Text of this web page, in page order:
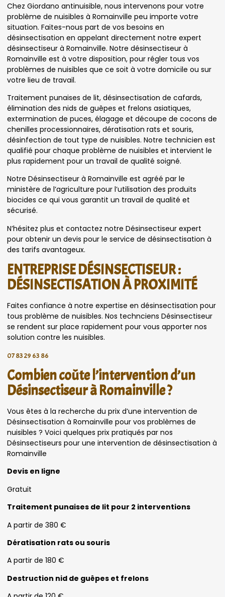
Chez Giordano antinuisible, nous intervenons pour votre
problème de nuisibles à Romainville peu importe votre
situation. Faites-nous part de vos besoins en
désinsectisation en appelant directement notre expert
désinsectiseur à Romainville. Notre désinsectiseur à
Romainville est à votre disposition, pour régler tous vos
problèmes de nuisibles que ce soit à votre domicile ou sur
votre lieu de travail.
Traitement punaises de lit, désinsectisation de cafards,
élimination des nids de guêpes et frelons asiatiques,
extermination de puces, élagage et découpe de cocons de
chenilles processionnaires, dératisation rats et souris,
désinfection de tout type de nuisibles. Notre technicien est
qualifié pour chaque problème de nuisibles et intervient le
plus rapidement pour un travail de qualité soigné.
Notre Désinsectiseur à Romainville est agréé par le
ministère de l’agriculture pour l’utilisation des produits
biocides ce qui vous garantit un travail de qualité et
sécurisé.
N’hésitez plus et contactez notre Désinsectiseur expert
pour obtenir un devis pour le service de désinsectisation à
des tarifs avantageux.
ENTREPRISE DÉSINSECTISEUR :
DÉSINSECTISATION À PROXIMITÉ
Faites confiance à notre expertise en désinsectisation pour
tous problème de nuisibles. Nos technciens Désinsectiseur
se rendent sur place rapidement pour vous apporter nos
solution contre les nuisibles.
07 83 29 63 86
Combien coûte l’intervention d’un
Désinsectiseur à Romainville ?
Vous êtes à la recherche du prix d’une intervention de
Désinsectisation à Romainville pour vos problèmes de
nuisibles ? Voici quelques prix pratiqués par nos
Désinsectiseurs pour une intervention de désinsectisation à
Romainville
Devis en ligne
Gratuit
Traitement punaises de lit pour 2 interventions
A partir de 380 €
Dératisation rats ou souris
A partir de 180 €
Destruction nid de guêpes et frelons